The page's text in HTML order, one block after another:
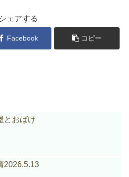
シェアする
Facebook コピー
とおばけ
2026.5.13